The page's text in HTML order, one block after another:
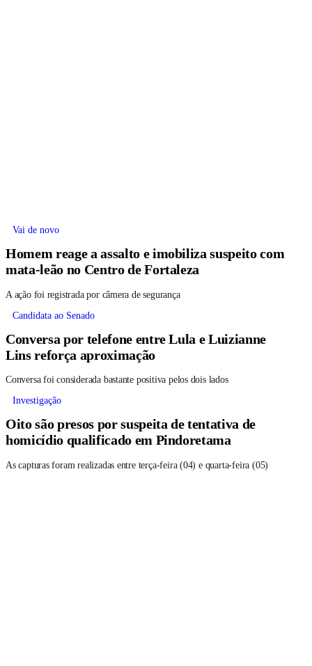
Vai de novo
Homem reage a assalto e imobiliza suspeito com
mata-leão no Centro de Fortaleza
A ação foi registrada por câmera de segurança
Candidata ao Senado
Conversa por telefone entre Lula e Luizianne
Lins reforça aproximação
Conversa foi considerada bastante positiva pelos dois lados
Investigação
Oito são presos por suspeita de tentativa de
homicídio qualificado em Pindoretama
As capturas foram realizadas entre terça-feira (04) e quarta-feira (05)